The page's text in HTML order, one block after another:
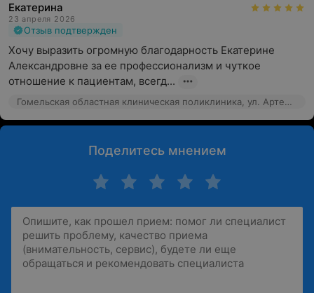
Екатерина
23 апреля 2026
Отзыв подтвержден
Хочу выразить огромную благодарность Екатерине
Александровне за ее профессионализм и чуткое
отношение к пациентам, всегд...
Гомельская областная клиническая поликлиника, ул. Артема, 4
Поделитесь мнением